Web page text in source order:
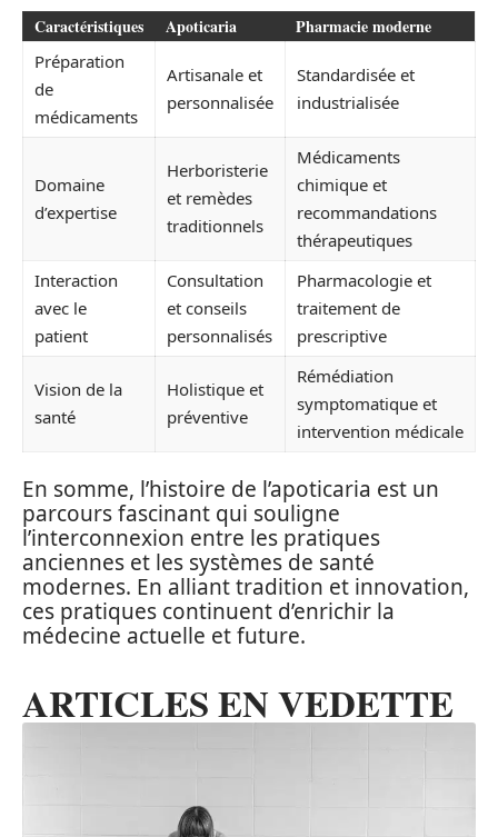
Caractéristiques Apoticaria Pharmacie moderne
Préparation
de
médicaments
Artisanale et
personnalisée
Standardisée et
industrialisée
Domaine
d’expertise
Herboristerie
et remèdes
traditionnels
Médicaments
chimique et
recommandations
thérapeutiques
Interaction
avec le
patient
Consultation
et conseils
personnalisés
Pharmacologie et
traitement de
prescriptive
Vision de la
santé
Holistique et
préventive
Rémédiation
symptomatique et
intervention médicale
En somme, l’histoire de l’apoticaria est un
parcours fascinant qui souligne
l’interconnexion entre les pratiques
anciennes et les systèmes de santé
modernes. En alliant tradition et innovation,
ces pratiques continuent d’enrichir la
médecine actuelle et future.
ARTICLES EN VEDETTE